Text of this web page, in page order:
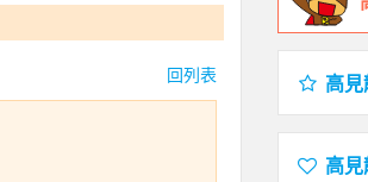
回列表 高
高